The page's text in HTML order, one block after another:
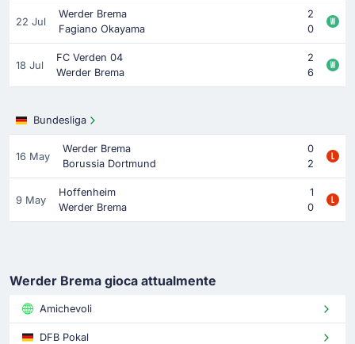
22 Jul
Werder Brema
2
Fagiano Okayama
0
18 Jul
FC Verden 04
2
Werder Brema
6
Bundesliga
16 May
Werder Brema
0
Borussia Dortmund
2
9 May
Hoffenheim
1
Werder Brema
0
Werder Brema gioca attualmente
Amichevoli
DFB Pokal